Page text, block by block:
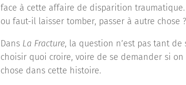
face à cette affaire de disparition
ou faut-il laisser tomber, passer à autre chose
Dans La Fracture, la question n’est pas tant
choisir quoi croire, voire de se demander si
chose dans cette histoire.